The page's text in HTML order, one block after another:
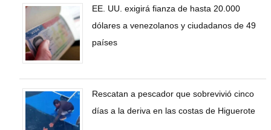
EE. UU. exigirá fianza de hasta 20.000
dólares a venezolanos y ciudadanos de 49
países
Rescatan a pescador que sobrevivió cinco
días a la deriva en las costas de Higuerote